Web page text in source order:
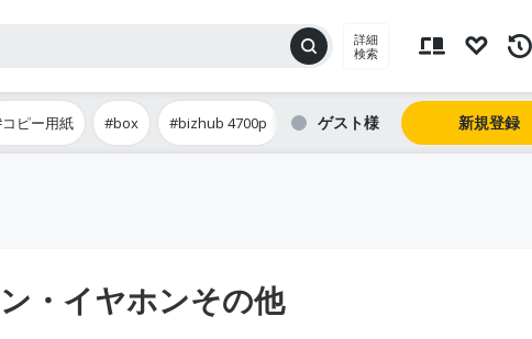
詳細
検索
ピー用紙 #box #bizhub 4700p ゲスト 新規登録
・イヤホンその他